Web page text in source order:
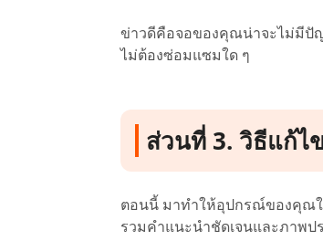
ข่าวดีคือจอของคุณน่าจะไม่มีปั
ไม่ต้องซ่อมแซมใด ๆ
ส่วนที่ 3. วิธีแก้
ตอนนี้ มาทำให้อุปกรณ์ของคุณใ
รวมคำแนะนำชัดเจนและภาพ